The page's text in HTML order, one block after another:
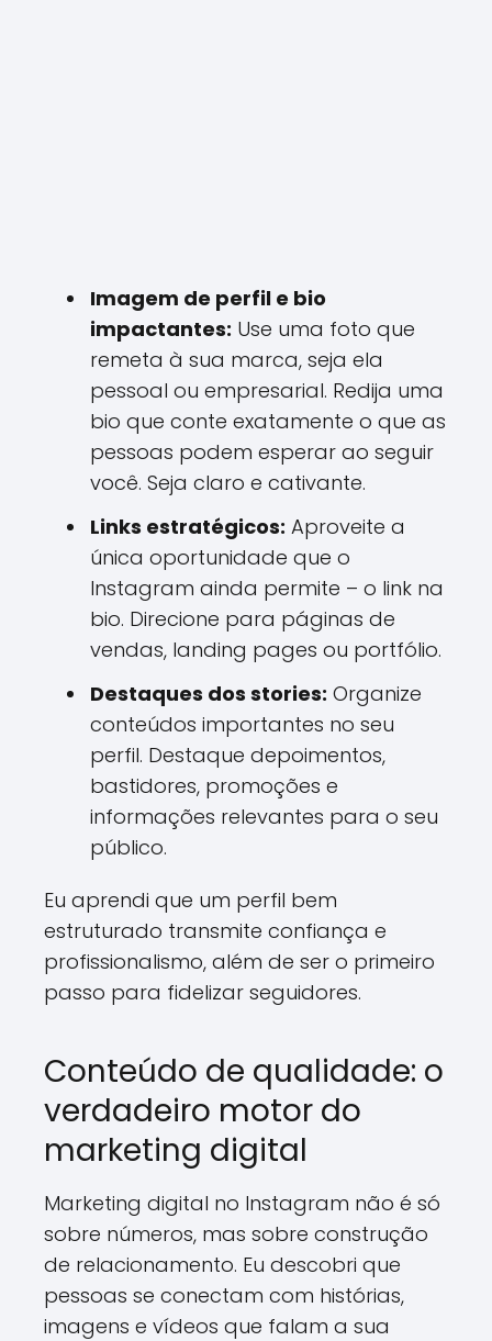
Imagem de perfil e bio
impactantes: Use uma foto que
remeta à sua marca, seja ela
pessoal ou empresarial. Redija uma
bio que conte exatamente o que as
pessoas podem esperar ao seguir
você. Seja claro e cativante.
Links estratégicos: Aproveite a
única oportunidade que o
Instagram ainda permite – o link na
bio. Direcione para páginas de
vendas, landing pages ou portfólio.
Destaques dos stories: Organize
conteúdos importantes no seu
perfil. Destaque depoimentos,
bastidores, promoções e
informações relevantes para o seu
público.
Eu aprendi que um perfil bem
estruturado transmite confiança e
profissionalismo, além de ser o primeiro
passo para fidelizar seguidores.
Conteúdo de qualidade: o
verdadeiro motor do
marketing digital
Marketing digital no Instagram não é só
sobre números, mas sobre construção
de relacionamento. Eu descobri que
pessoas se conectam com histórias,
imagens e vídeos que falam a sua